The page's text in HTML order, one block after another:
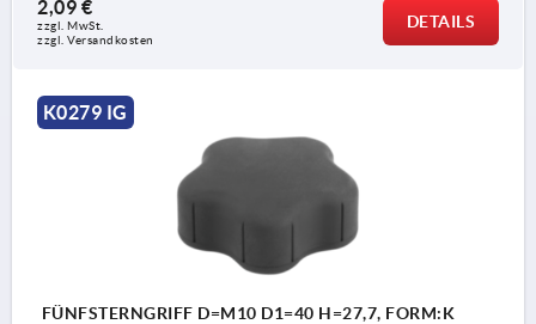
2,09 €
zzgl. MwSt.
zzgl. Versandkosten
DETAILS
K0279 IG
FÜNFSTERNGRIFF D=M10 D1=40 H=27,7, FORM:K